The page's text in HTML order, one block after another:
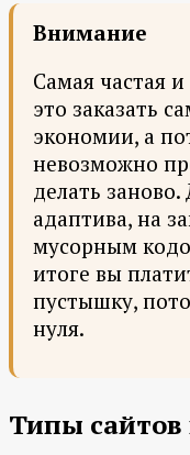
Внимание
Самая частая
это заказать
экономии, а
невозможно
делать
адаптива, на
мусорным
итоге вы
пустышку,
нуля.
Типы сайтов